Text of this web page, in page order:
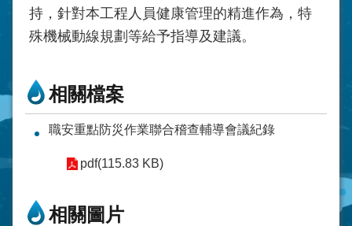
持，針對本工程人員健康管理的精進作為，特
殊機械動線規劃等給予指導及建議。
相關檔案
職安重點防災作業聯合稽查輔導會議紀錄
pdf(115.83 KB)
相關圖片